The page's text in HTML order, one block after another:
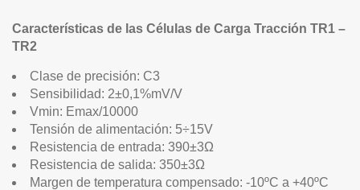
Características de las Células de Carga Tracción TR1 –
TR2
Clase de precisión: C3
Sensibilidad: 2±0,1%mV/V
Vmin: Emax/10000
Tensión de alimentación: 5÷15V
Resistencia de entrada: 390±3Ω
Resistencia de salida: 350±3Ω
Margen de temperatura compensado: -10ºC a +40ºC